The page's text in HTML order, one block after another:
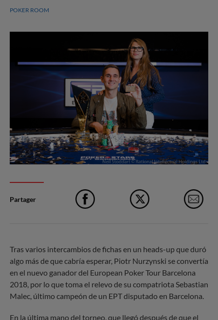
POKER ROOM
Partager
Tras varios intercambios de fichas en un heads-up que duró
algo más de que cabría esperar, Piotr Nurzynski se convertía
en el nuevo ganador del European Poker Tour Barcelona
2018, por lo que toma el relevo de su compatriota Sebastian
Malec, último campeón de un EPT disputado en Barcelona.
En la última mano del torneo, que llegó después de que el